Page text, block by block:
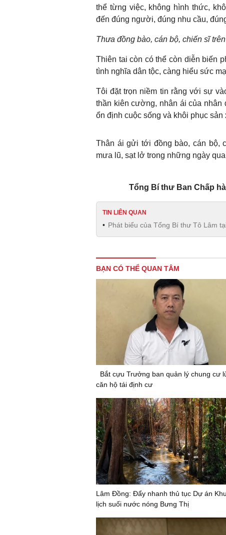
thể từng việc, không hình thức,
đến đúng người, đúng nhu cầu,
Thưa đồng bào, cán bộ, chiến sĩ
Thiên tai còn có thể còn diễn biến
tình nghĩa dân tộc, càng hiểu sức
Tôi đặt trọn niềm tin rằng với sự
thần kiên cường, nhân ái của nhân
ổn định cuộc sống và khôi phục
Thân ái gửi tới đồng bào, cán bộ,
mưa lũ, sạt lở trong những ngày
Tổng Bí thư Ban Chấp
TIN LIÊN QUAN
Phát biểu của Tổng Bí thư Tô Lâm
BẠN CÓ THỂ QUAN TÂM
Bắt cựu Trưởng ban quản lý chung cư
căn hộ tái định cư
Lâm Đồng: Đẩy nhanh thủ tục Dự án
lịch suối nước nóng Bưng Thị